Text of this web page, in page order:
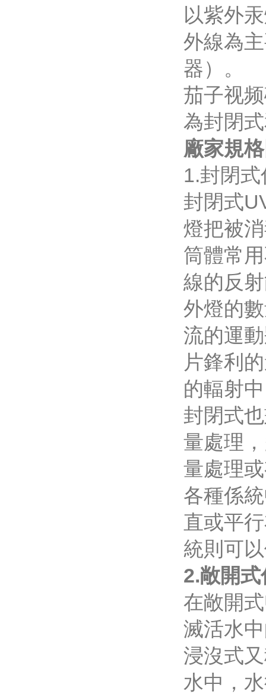
以紫外
外線為主
器）。
茄子视频
為封閉式
廠家規
1.封閉
封閉式
燈把被消
筒體常
線的反射
外燈的數
流的運
片鋒利
的輻射中
封閉式也
量處理
量處理或
各種係
直或平行
統則可以
2.敞開式
在敞開
滅活水中
浸沒式
水中